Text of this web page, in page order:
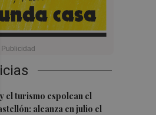
y el turismo espolean el
alcanza en julio el